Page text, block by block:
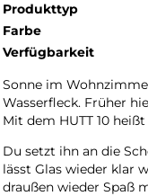
Produkttyp
Farbe
Verfügbarkeit
Sonne im
Wasserfleck. Früher
Mit dem HUTT 10
Du setzt ihn an die
lässt Glas wieder klar
draußen wieder Spaß